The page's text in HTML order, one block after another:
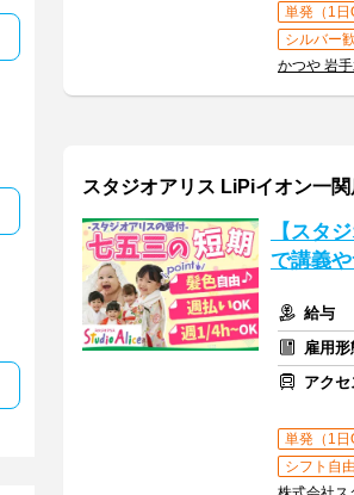
単発（1日
シルバー
かつや 岩
スタジオアリス LiPiイオン一関
【スタ
で講義
給与
雇用形
アクセ
単発（1日
シフト自